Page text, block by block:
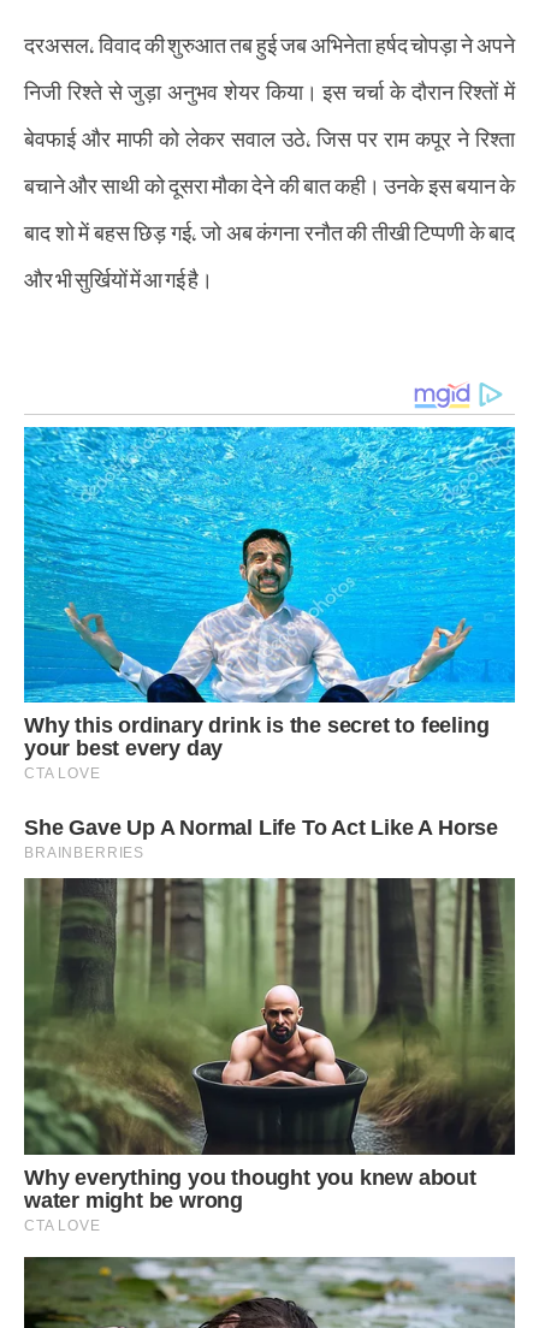
दरअसल, विवाद की शुरुआत तब हुई जब अभिनेता हर्षद चोपड़ा ने अपने
निजी रिश्ते से जुड़ा अनुभव शेयर किया। इस चर्चा के दौरान रिश्तों में
बेवफाई और माफी को लेकर सवाल उठे, जिस पर राम कपूर ने रिश्ता
बचाने और साथी को दूसरा मौका देने की बात कही। उनके इस बयान के
बाद शो में बहस छिड़ गई, जो अब कंगना रनौत की तीखी टिप्पणी के बाद
और भी सुर्खियों में आ गई है।